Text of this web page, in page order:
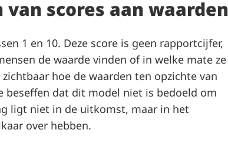
van scores aan waarden
1 en 10. Deze score is geen rapportcijfer,
de waarde vinden of in welke mate ze
hoe de waarden ten opzichte van
beseffen dat dit model niet is bedoeld om
ligt niet in de uitkomst, maar in het
over hebben.